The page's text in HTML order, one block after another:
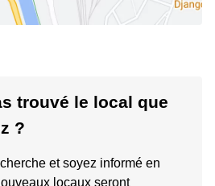
trouvé le local que
?
et soyez informé en
locaux seront